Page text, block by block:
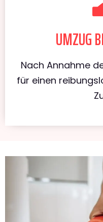
UMZUG
Nach Annahme
für einen